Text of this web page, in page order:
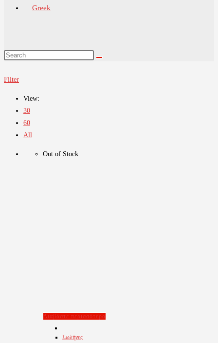
Greek
Filter
View:
30
60
All
Out of Stock
Διαβάστε περισσότερα
Σωλήνες